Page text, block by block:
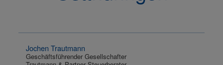
Jochen Trautmann
Geschäftsführender Gesellschafter